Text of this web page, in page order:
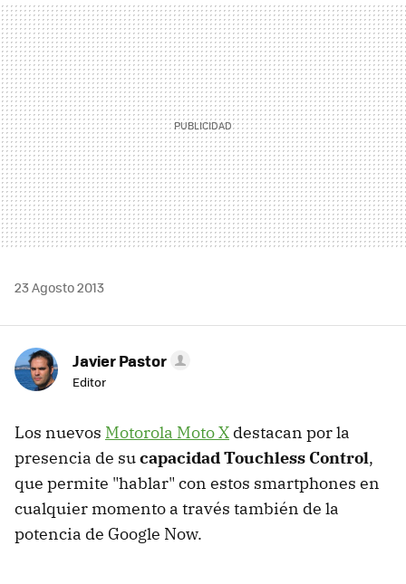
MAIL
23 Agosto 2013
Javier Pastor
Editor
Los nuevos Motorola Moto X destacan por la
presencia de sucapacidad Touchless Control,
que permite "hablar" con estos smartphones en
cualquier momento a través también de la
potencia de Google Now.